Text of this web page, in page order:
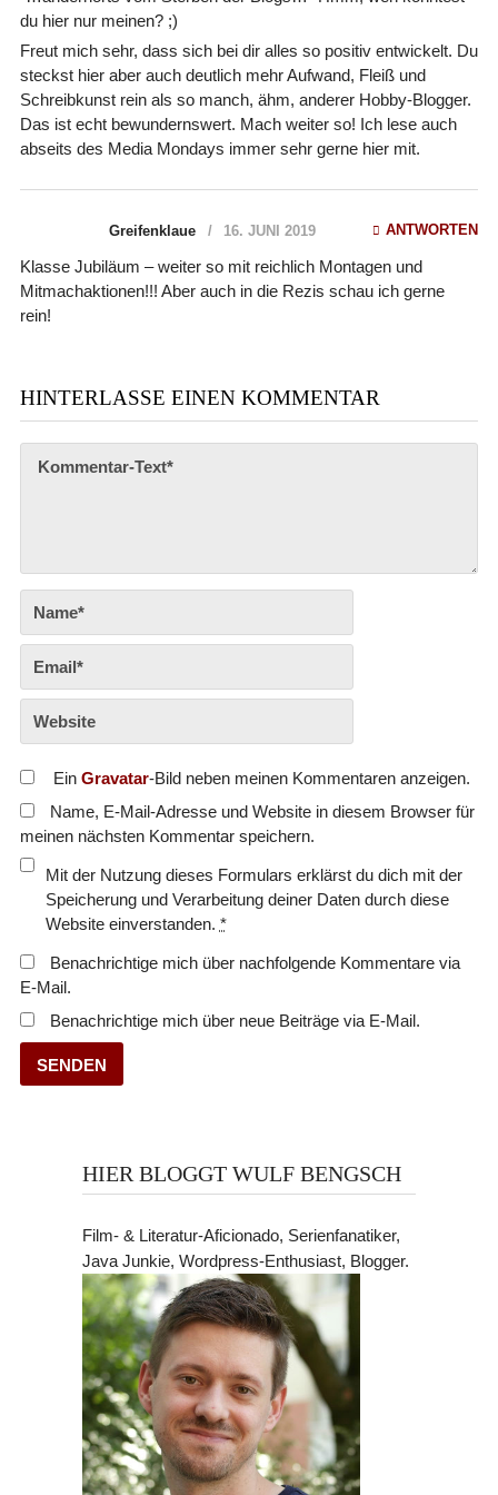
du hier nur meinen? ;)
Freut mich sehr, dass sich bei dir alles so positiv entwickelt. Du
steckst hier aber auch deutlich mehr Aufwand, Fleiß und
Schreibkunst rein als so manch, ähm, anderer Hobby-Blogger.
Das ist echt bewundernswert. Mach weiter so! Ich lese auch
abseits des Media Mondays immer sehr gerne hier mit.
Greifenklaue 16. JUNI 2019 ANTWORTEN
Klasse Jubiläum – weiter so mit reichlich Montagen und
Mitmachaktionen!!! Aber auch in die Rezis schau ich gerne
rein!
HINTERLASSE EINEN KOMMENTAR
Ein Gravatar-Bild neben meinen Kommentaren anzeigen.
Name, E-Mail-Adresse und Website in diesem Browser für
meinen nächsten Kommentar speichern.
Mit der Nutzung dieses Formulars erklärst du dich mit der
Speicherung und Verarbeitung deiner Daten durch diese
Website einverstanden. *
Benachrichtige mich über nachfolgende Kommentare via
E-Mail.
Benachrichtige mich über neue Beiträge via E-Mail.
HIER BLOGGT WULF BENGSCH
Film- & Literatur-Aficionado, Serienfanatiker,
Java Junkie, Wordpress-Enthusiast, Blogger.